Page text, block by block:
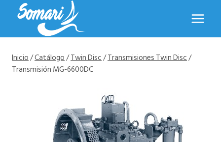
Saltar
contenido
Inicio/Catálogo/Twin Disc/Transmisiones Twin Disc/
Transmisión MG-6600DC